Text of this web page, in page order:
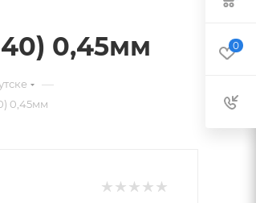
0,45мм
—
0,45мм
0